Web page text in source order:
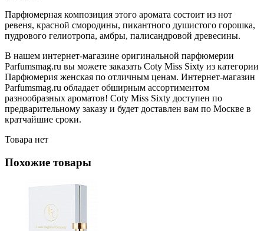
Парфюмерная композиция этого аромата состоит из нот
ревеня, красной смородины, пикантного душистого горошка,
пудрового гелиотропа, амбры, палисандровой древесины.
В нашем интернет-магазине оригинальной парфюмерии
Parfumsmag.ru вы можете заказать Coty Miss Sixty из категории
Парфюмерия женская по отличным ценам. Интернет-магазин
Parfumsmag.ru обладает обширным ассортиментом
разнообразных ароматов! Coty Miss Sixty доступен по
предварительному заказу и будет доставлен вам по Москве в
кратчайшие сроки.
Товара нет
Похожие товары